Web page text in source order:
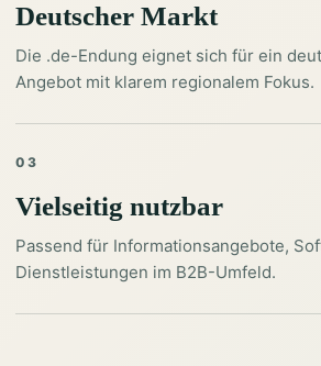
Deutscher Markt
Die .de-Endung eignet sich für ein
Angebot mit klarem regionalem Fokus.
03
Vielseitig nutzbar
Passend für Informationsangebote,
Dienstleistungen im B2B-Umfeld.